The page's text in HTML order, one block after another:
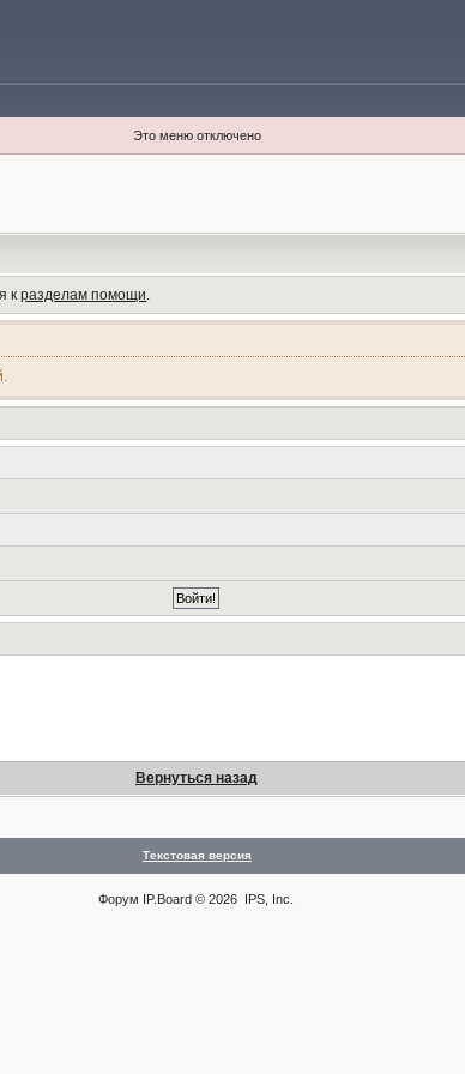
Это меню отключено
кразделам помощи.
Вернуться назад
Текстовая версия
Форум IP.Board © 2026 IPS, Inc